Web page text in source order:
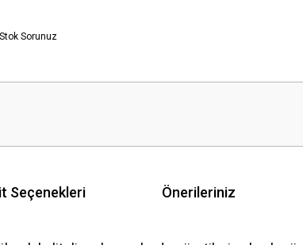
Stok Sorunuz
Seçenekleri Önerileriniz